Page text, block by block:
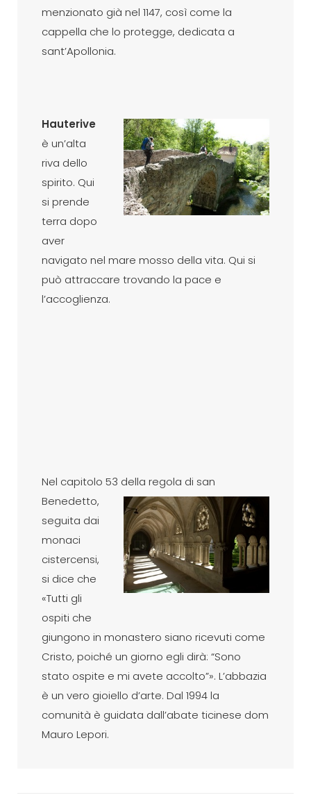
menzionato già nel 1147, così come la
cappella che lo protegge, dedicata a
sant’Apollonia.
Hauterive
è un’alta
riva dello
spirito. Qui
si prende
terra dopo
aver
navigato nel mare mosso della vita. Qui si
può attraccare trovando la pace e
l’accoglienza.
Nel capitolo 53 della regola di san
Benedetto,
seguita dai
monaci
cistercensi,
si dice che
«Tutti gli
ospiti che
giungono in monastero siano ricevuti come
Cristo, poiché un giorno egli dirà: “Sono
stato ospite e mi avete accolto”». L’abbazia
è un vero gioiello d’arte. Dal 1994 la
comunità è guidata dall’abate ticinese dom
Mauro Lepori.